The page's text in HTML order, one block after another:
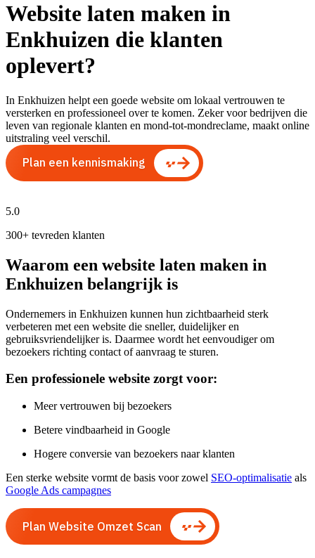
Website laten maken in
Enkhuizen die klanten
oplevert?
In Enkhuizen helpt een goede website om lokaal vertrouwen te
versterken en professioneel over te komen. Zeker voor bedrijven die
leven van regionale klanten en mond-tot-mondreclame, maakt online
uitstraling veel verschil.
Plan een kennismaking
5.0
300+ tevreden klanten
Waarom een website laten maken in
Enkhuizen belangrijk is
Ondernemers in Enkhuizen kunnen hun zichtbaarheid sterk
verbeteren met een website die sneller, duidelijker en
gebruiksvriendelijker is. Daarmee wordt het eenvoudiger om
bezoekers richting contact of aanvraag te sturen.
Een professionele website zorgt voor:
Meer vertrouwen bij bezoekers
Betere vindbaarheid in Google
Hogere conversie van bezoekers naar klanten
Een sterke website vormt de basis voor zowel SEO-optimalisatie als
Google Ads campagnes
Plan Website Omzet Scan